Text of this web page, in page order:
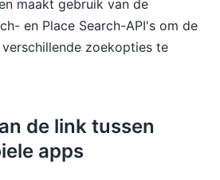
maakt gebruik van de
en Place Search-API's om de
zoekopties te
de link tussen
apps